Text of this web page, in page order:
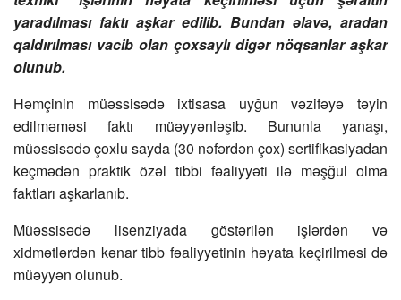
yaradılması faktı aşkar edilib. Bundan əlavə, aradan
qaldırılması vacib olan çoxsaylı digər nöqsanlar aşkar
olunub.
Həmçinin müəssisədə ixtisasa uyğun vəzifəyə təyin
edilməməsi faktı müəyyənləşib. Bununla yanaşı,
müəssisədə çoxlu sayda (30 nəfərdən çox) sertifikasiyadan
keçmədən praktik özəl tibbi fəaliyyəti ilə məşğul olma
faktları aşkarlanıb.
Müəssisədə lisenziyada göstərilən işlərdən və
xidmətlərdən kənar tibb fəaliyyətinin həyata keçirilməsi də
müəyyən olunub.